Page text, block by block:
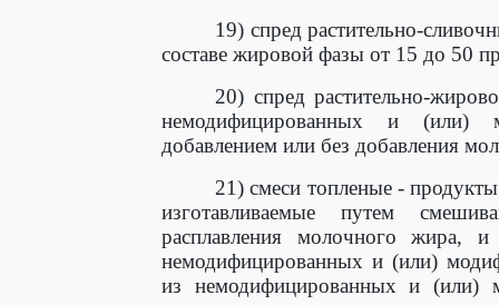
19) спред растительно-
составе жировой фазы от 15 до 50
20) спред растительно-
немодифицированных и (или)
добавлением или без добавления
21) смеси топленые -
изготавливаемые путем
расплавления молочного жира,
немодифицированных и (или)
из немодифицированных и (или)